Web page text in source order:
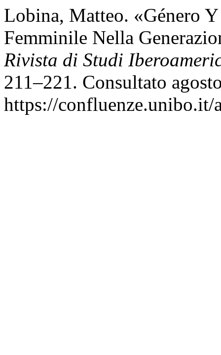
Lobina, Matteo. «Género
Femminile Nella
Rivista di Studi
211–221. Consultato
https://